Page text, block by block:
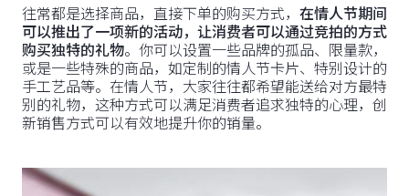
往常都是选择商品，直接下单的购买方式， 在情人节期间
可以推出了一项新的活动，让消费者可以通过竞拍的方式
购买独特的礼物。你可以设置一些品牌的孤品、限量款，
或是一些特殊的商品，如定制的情人节卡片、特别设计的
手工艺品等。在情人节，大家往往都希望能送给对方最特
别的礼物，这种方式可以满足消费者追求独特的心理，创
新销售方式可以有效地提升你的销量。